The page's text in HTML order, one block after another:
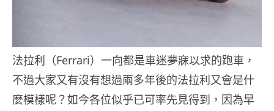
法拉利（Ferrari）一向都是車迷夢寐以求的跑車，
不過大家又有沒有想過兩多年後的法拉利又會是什
麼模樣呢？如今各位似乎已可率先見得到，因為早